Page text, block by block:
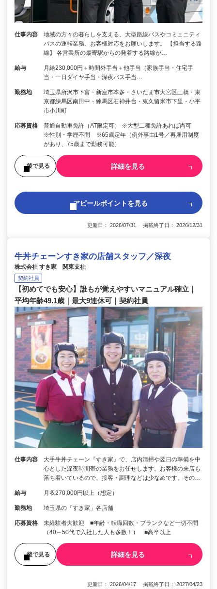
仕事内容
地域の方々の暮らしを支える、大型路線バスやコミュニティ
バスの運転業務、お客様対応をお願いします。 【担当する路
線】 各営業所の最寄駅からの発着する路線が…
給与
月給230,000円＋時間外手当＋他手当（家族手当・住宅手
当・一日ダイヤ手当・深夜バス手当…
勤務地
埼玉県所沢市下富・新座市本多・さいたま市大宮区三橋・東
京都練馬区南田中・練馬区石神井台・東久留米市下里・小平
市小川町
応募資格
普通自動車免許（AT限定可） ※大型二種免許あれば尚可
※性別・学歴不問 ※65歳定年（例外事由1号／再雇用制度
があり、75歳まで勤務可能）
後で見る 詳細を見る
アピールポイントを見る
更新日： 2026/07/31 掲載終了日： 2026/12/31
牛丼チェーンすき家の店舗スタッフ／深夜
株式会社 すき家 関東支社
契約社員
【初めてでも安心】誰もが覚えやすいマニュアル確立｜
平均年齢49.1歳｜最大9連休可｜契約社員
仕事内容
大手牛丼チェーン『すき家』で、店内清掃や翌日の準備を中
心とした深夜時間帯の業務をお任せします。お客様の来店も
落ち着いているので、接客・調理などは少なめです。その…
給与 月収270,000円以上（想定）
勤務地 埼玉県の「すき家」各店舗
応募資格
未経験者大歓迎 ■年齢・転職回数・ブランクなど一切不問
（40～50代で入社した人も多数！） ■高卒以上
後で見る 詳細を見る
更新日： 2026/04/17 掲載終了日： 2027/04/23